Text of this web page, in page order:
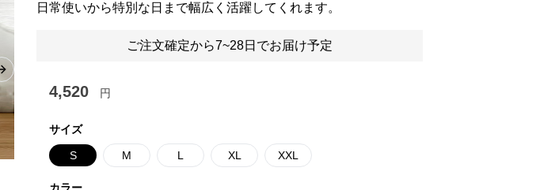
Next slide
日常使いから特別な日まで幅広く活躍してくれます。
ご注文確定から7~28日でお届け予定
4,520 円
サイズ
S M L XL XXL